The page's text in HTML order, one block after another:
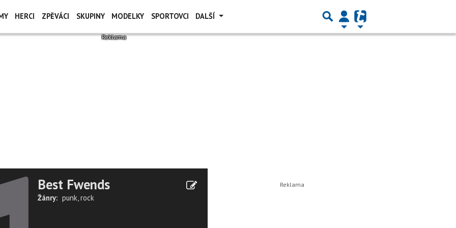
HERCI ZPĚVÁCI SKUPINY MODELKY SPORTOVCI DALŠÍ
Best Fwends
Žánry: punk,rock